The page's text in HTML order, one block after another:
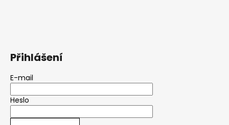
Přihlášení
E-mail
Heslo